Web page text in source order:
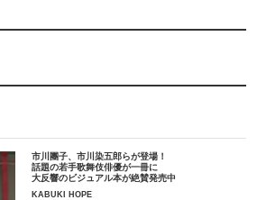
市川團子、市川染五郎らが登場！
話題の若手歌舞伎俳優が一冊に
大反響のビジュアル本が絶賛発売中
KABUKI HOPE